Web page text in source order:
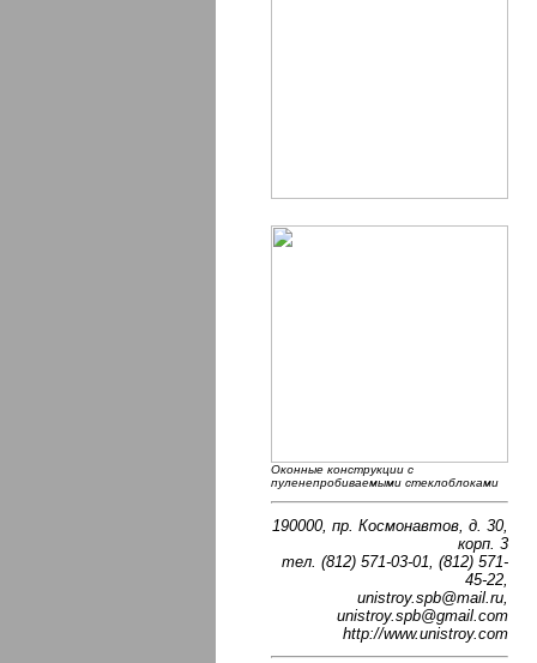
Оконные конструкции с
пуленепробиваемыми стеклоблоками
190000, пр. Космонавтов, д. 30,
корп. 3
тел. (812) 571-03-01, (812) 571-
45-22,
unistroy.spb@mail.ru,
unistroy.spb@gmail.com
http://www.unistroy.com